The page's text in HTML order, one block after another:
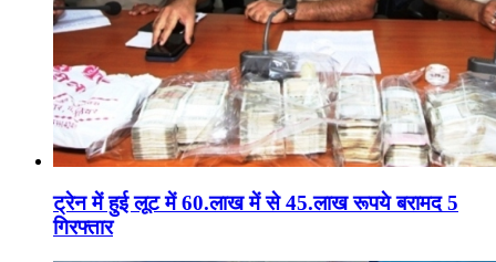
ट्रेन में हुई लूट में 60.लाख में से 45.लाख रूपये बरामद 5
गिरफ्तार